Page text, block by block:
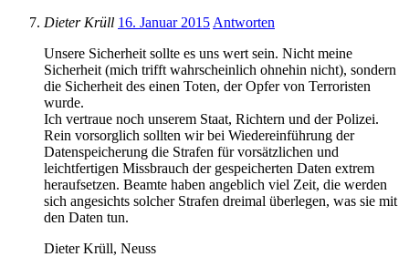
Dieter Krüll 16. Januar 2015 Antworten
Unsere Sicherheit sollte es uns wert sein. Nicht meine
Sicherheit (mich trifft wahrscheinlich ohnehin nicht), sondern
die Sicherheit des einen Toten, der Opfer von Terroristen
wurde.
Ich vertraue noch unserem Staat, Richtern und der Polizei.
Rein vorsorglich sollten wir bei Wiedereinführung der
Datenspeicherung die Strafen für vorsätzlichen und
leichtfertigen Missbrauch der gespeicherten Daten extrem
heraufsetzen. Beamte haben angeblich viel Zeit, die werden
sich angesichts solcher Strafen dreimal überlegen, was sie mit
den Daten tun.
Dieter Krüll, Neuss